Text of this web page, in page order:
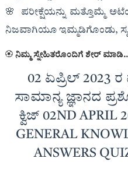
🌸 ಪರೀಕ್ಷೆಯನ್ನು ಮತ್ತೊಮ್ಮೆ
ನಿಜವಾಗಿಯೂ ಇಮ್ಮಡಿಗೊಂಡು,
🏵 ನಿಮ್ಮ ಸ್ನೇಹಿತರೊಂದಿಗೆ ಶೇರ್
02 ಏಪ್ರಿಲ್ 2023
ಸಾಮಾನ್ಯ ಜ್ಞಾನದ
ಕ್ವಿಜ್ 02ND APRIL
GENERAL
ANSWERS